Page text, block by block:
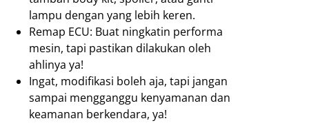
lampu dengan yang lebih keren.
Remap ECU: Buat ningkatin performa
mesin, tapi pastikan dilakukan oleh
ahlinya ya!
Ingat, modifikasi boleh aja, tapi jangan
sampai mengganggu kenyamanan dan
keamanan berkendara, ya!